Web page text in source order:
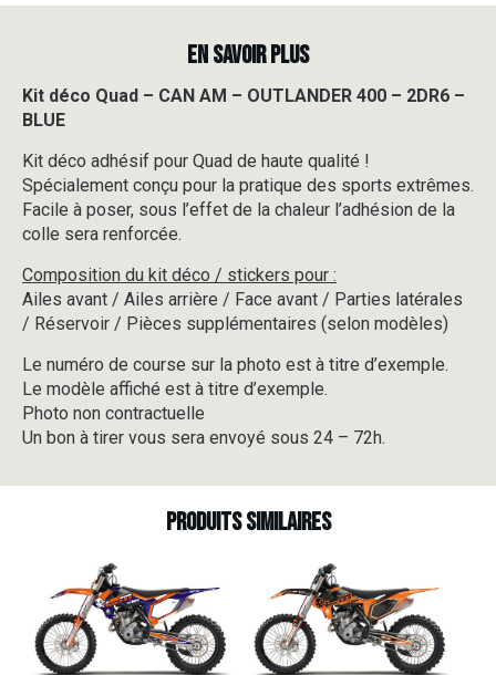
Quad
-
OUTLANDER
-
2DR6
-
BLUE
EN SAVOIR PLUS
Kit déco Quad – CAN AM – OUTLANDER 400 – 2DR6 –
BLUE
Kit déco adhésif pour Quad de haute qualité !
Spécialement conçu pour la pratique des sports extrêmes.
Facile à poser, sous l’effet de la chaleur l’adhésion de la
colle sera renforcée.
Composition du kit déco / stickers pour :
Ailes avant / Ailes arrière / Face avant / Parties latérales
/ Réservoir / Pièces supplémentaires (selon modèles)
Le numéro de course sur la photo est à titre d’exemple.
Le modèle affiché est à titre d’exemple.
Photo non contractuelle
Un bon à tirer vous sera envoyé sous 24 – 72h.
Produits similaires